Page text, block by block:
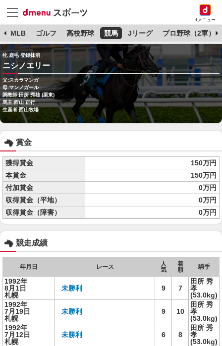
dメニュー
MLB ゴルフ 高校野球 競馬 Jリーグ プロ野球（2軍）
牝 鹿毛 登録抹消
ニシノエリー
父:スカラマンガ
母:マンノガール
調教師:田所 秀雄 (栗東)
馬主:西山 正行
生産者:西山牧場
賞金
獲得賞金
150万円
本賞金
150万円
付加賞金
0万円
収得賞金（平地）
0万円
収得賞金（障害）
0万円
競走成績
年月日 レース
人
気
着
順
騎手
1992年
8月1日
札幌
未勝利 9 7
田所 秀
孝
(53.0kg)
1992年
7月19日
札幌
未勝利 9 10
田所 秀
孝
(53.0kg)
1992年
7月12日
札幌
未勝利 6 8
田所 秀
孝
(53.0kg)